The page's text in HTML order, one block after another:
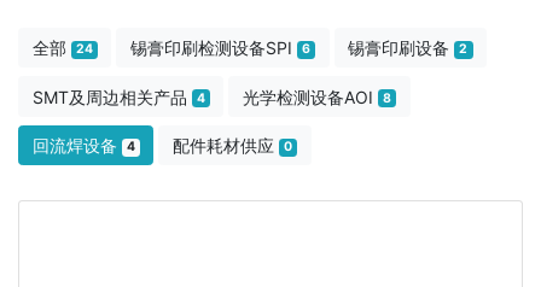
全部 24 锡膏印刷检测设备SPI 6 锡膏印刷设备 2
SMT及周边相关产品 4 光学检测设备AOI 8
回流焊设备 4 配件耗材供应 0